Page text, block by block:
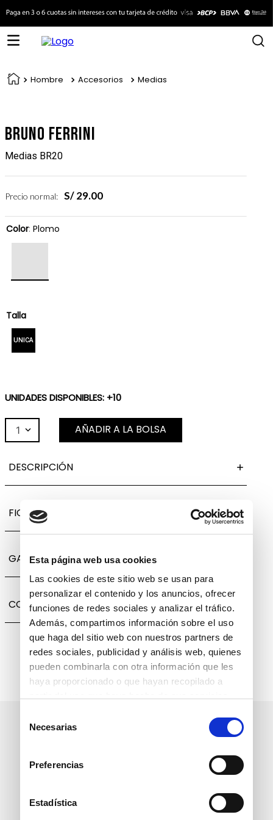
Esta página web usa cookies
Las cookies de este sitio web se usan para
personalizar el contenido y los anuncios, ofrecer
funciones de redes sociales y analizar el tráfico.
Además, compartimos información sobre el uso
que haga del sitio web con nuestros partners de
redes sociales, publicidad y análisis web, quienes
pueden combinarla con otra información que les
haya proporcionado o que hayan recopilado a
deNecesarias
Preferencias
Estadística
Hombre Accesorios Medias
Bruno Ferrini
Medias BR20
Precio normal: S/29.00
Color: Plomo
Talla
UNICA
UNIDADES DISPONIBLES: +10
1 AÑADIR A LA BOLSA
DESCRIPCIÓN
FICHA TÉCNICA
GARANTÍA, CAMBIOS Y DEVOLUCIONES
COMPARTIR
Suscríbete a nuestro boletín